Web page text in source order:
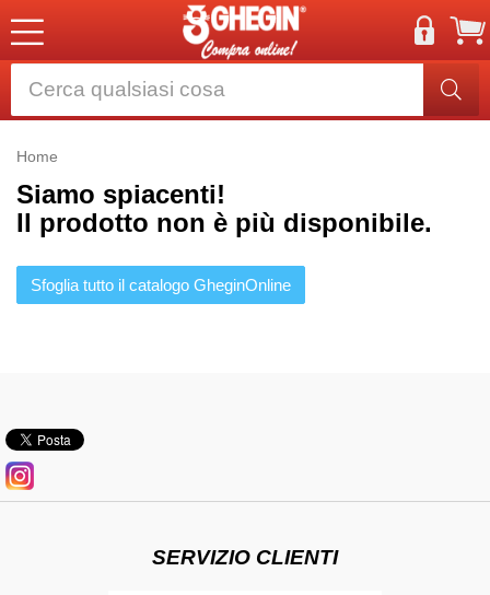
Home
Siamo spiacenti!
Il prodotto non è più disponibile.
Sfoglia tutto il catalogo GheginOnline
SERVIZIO CLIENTI